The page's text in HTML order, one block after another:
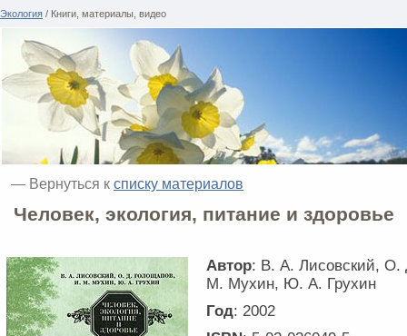
Экология / Книги, материалы, видео
— Вернуться к списку материалов
Человек, экология, питание и здоровье
Автор: В. А. Лисовский,
М. Мухин, Ю. А. Грухин
Год: 2002